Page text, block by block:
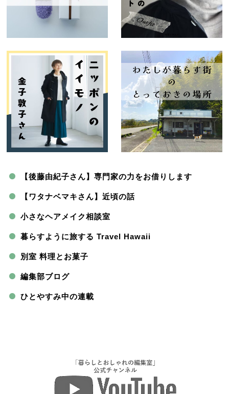
【後藤由紀子さん】専門家の力をお借りします
【ワタナベマキさん】近頃の話
小さなヘアメイク相談室
暮らすように旅する Travel Hawaii
別室 料理とお菓子
編集部ブログ
ひとやすみ中の連載